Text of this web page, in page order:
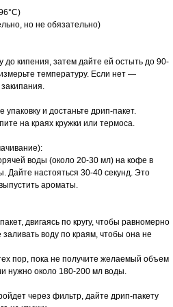
но не обязательно)
до кипения, затем дайте ей остыть до 90-
температуру. Если нет —
и достаньте дрип-пакет.
на краях кружки или термоса.
воды (около 20-30 мл) на кофе в
Дайте настояться 30-40 секунд. Это
ароматы.
двигаясь по кругу, чтобы равномерно
воду по краям, чтобы она не
пор, пока не получите желаемый объем
нужно около 180-200 мл воды.
через фильтр, дайте дрип-пакету
119, стр.
до 19:00